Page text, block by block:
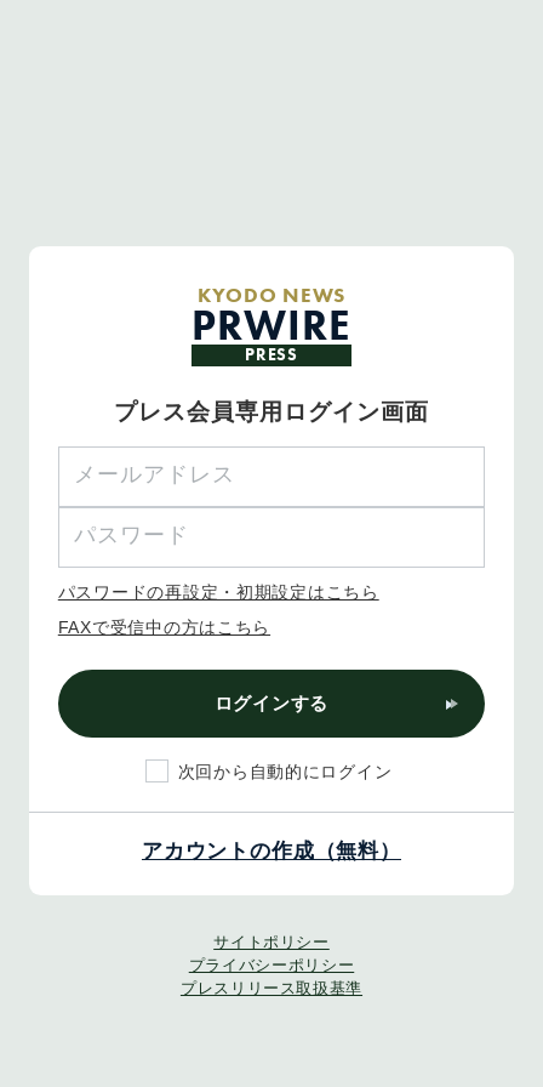
KYODO NEWS
PRWIRE
PRESS
プレス会員専用ログイン画面
パスワードの再設定・初期設定はこちら
FAXで受信中の方はこちら
ログインする
次回から自動的にログイン
アカウントの作成（無料）
サイトポリシー
プライバシーポリシー
プレスリリース取扱基準